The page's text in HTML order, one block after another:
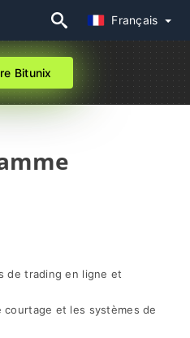
Français
Bitunix
de trading en ligne et
courtage et les systèmes de